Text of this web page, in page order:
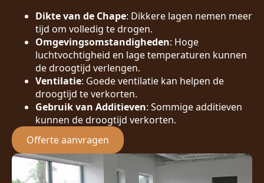
Dikte van de Chape: Dikkere lagen nemen meer
tijd om volledig te drogen.
Omgevingsomstandigheden: Hoge
luchtvochtigheid en lage temperaturen kunnen
de droogtijd verlengen.
Ventilatie: Goede ventilatie kan helpen de
droogtijd te verkorten.
Gebruik van Additieven: Sommige additieven
kunnen de droogtijd verkorten.
Offerte aanvragen